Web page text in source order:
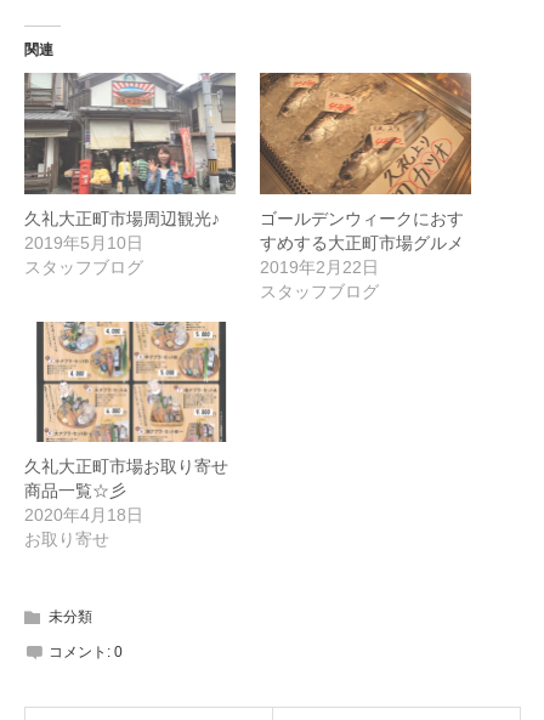
関連
久礼大正町市場周辺観光♪
2019年5月10日
スタッフブログ
ゴールデンウィークにおす
すめする大正町市場グルメ
2019年2月22日
スタッフブログ
久礼大正町市場お取り寄せ
商品一覧☆彡
2020年4月18日
お取り寄せ
未分類
コメント: 0